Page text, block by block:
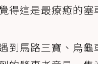
得這是最療癒的塞
到馬路三寶、烏